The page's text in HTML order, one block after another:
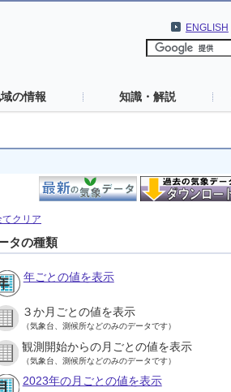
ENGLISH
の情報 知識・解説
クリア
タの種類
年ごとの値を表示
３か月ごとの値を表示
（気象台、測候所などのみのデータです）
観測開始からの月ごとの値を表示
（気象台、測候所などのみのデータです）
2023年の月ごとの値を表示